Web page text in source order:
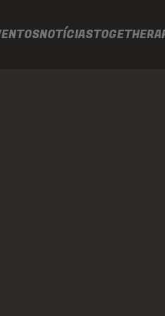
NOTÍCIASTOGETHER